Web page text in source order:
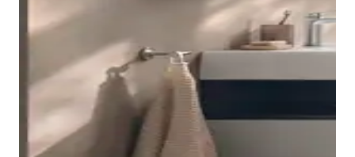
Studio F. A. Porsche 设计系列的浴室家具也融合了高品
质的设计与完美的舒适性。开放式和封闭式储物空间相结
合，确保了空间的最佳利用，并可快速取用所需物品。开
放式隔层配有可选照明，柔化了家具的严谨几何形状，为
浴室营造出舒适的氛围和通透感。
空间。 此外，还有带一个或两个抽屉的款式，与嵌入式
洗脸盆（套装）完美融合。
半高柜配有一扇门，高柜配有两扇门和中间的开放式壁